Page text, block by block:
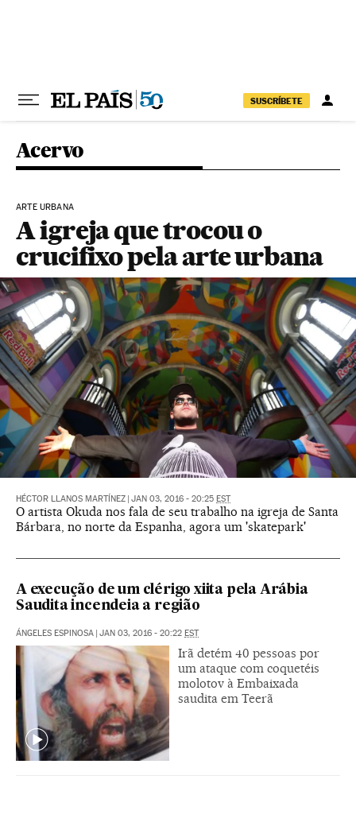
SUSCRÍBETE
Acervo
ARTE URBANA
A igreja que trocou o
crucifixo pela arte urbana
HÉCTOR LLANOS MARTÍNEZ JAN 03, 2016 - 20:25 EST
O artista Okuda nos fala de seu trabalho na igreja de Santa
Bárbara, no norte da Espanha, agora um 'skatepark'
A execução de um clérigo xiita pela Arábia
Saudita incendeia a região
ÁNGELES ESPINOSA JAN 03, 2016 - 20:22 EST
Irã detém 40 pessoas por
um ataque com coquetéis
molotov à Embaixada
saudita em Teerã